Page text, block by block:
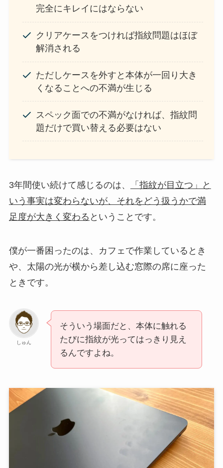
完全にキレイにはならない
クリアケースをつければ指紋問題はほぼ
解消される
ただしケースを外すと本体が一回り大き
くなることへの不満が生じる
スペック面での不満がなければ、指紋問
題だけで買い替える必要はない
3年間使い続けて感じるのは、
「指紋が目立つ」と
いう事実は変わらないが、それをどう扱うかで満
足度が大きく変わる ということです。
僕が一番困ったのは、カフェで作業しているとき
や、太陽の光が横から差し込む窓際の席に座った
ときです。
しゅん
そういう場面だと、本体に触れる
たびに指紋が光ってはっきり見え
るんですよね。